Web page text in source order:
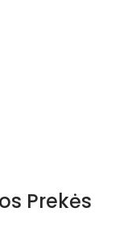
Prekės